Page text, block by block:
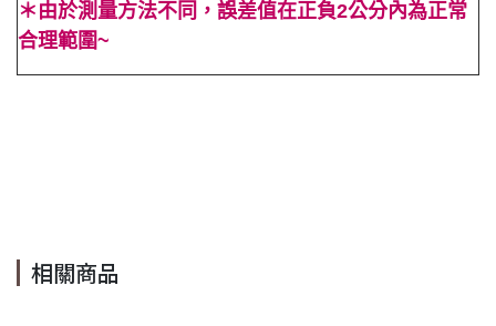
＊由於測量方法不同，誤差值在正負2公分內為正常
合理範圍~
相關商品